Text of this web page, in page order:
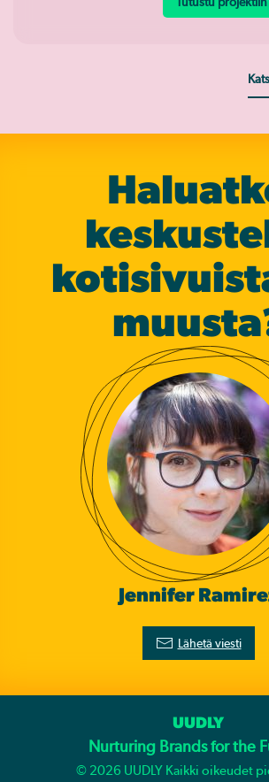
Jennifer
Lähetä viesti
UUDLY
Nurturing Brands for the
© 2026 UUDLY Kaikki oikeudet